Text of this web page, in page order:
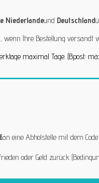
Niederlandeund Deutschland
Ihre Bestellung versandt
maximal Tage. (Bpost:
an eine Abholstelle mit dem Code
oder Geld zurück